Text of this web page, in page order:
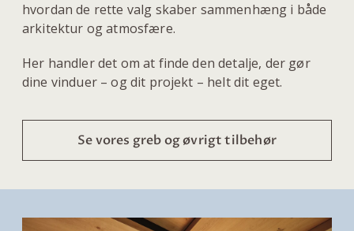
hvordan de rette valg skaber sammenhæng i både
arkitektur og atmosfære.
Her handler det om at finde den detalje, der gør
dine vinduer – og dit projekt – helt dit eget.
Se vores greb og øvrigt tilbehør